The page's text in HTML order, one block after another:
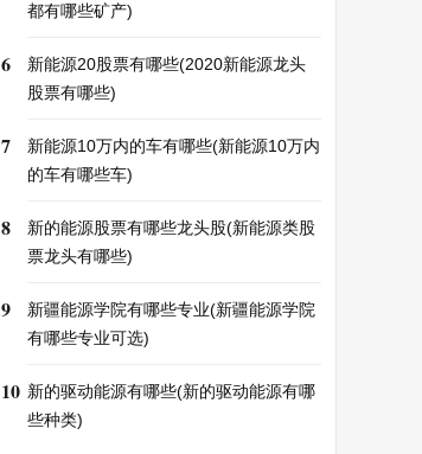
都有哪些矿产)
6
新能源20股票有哪些(2020新能源龙头
股票有哪些)
7
新能源10万内的车有哪些(新能源10万内
的车有哪些车)
8
新的能源股票有哪些龙头股(新能源类股
票龙头有哪些)
9
新疆能源学院有哪些专业(新疆能源学院
有哪些专业可选)
10 新的驱动能源有哪些(新的驱动能源有哪
些种类)